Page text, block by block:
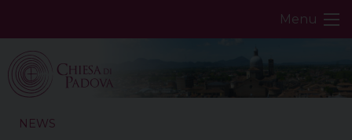
Menu
NEWS